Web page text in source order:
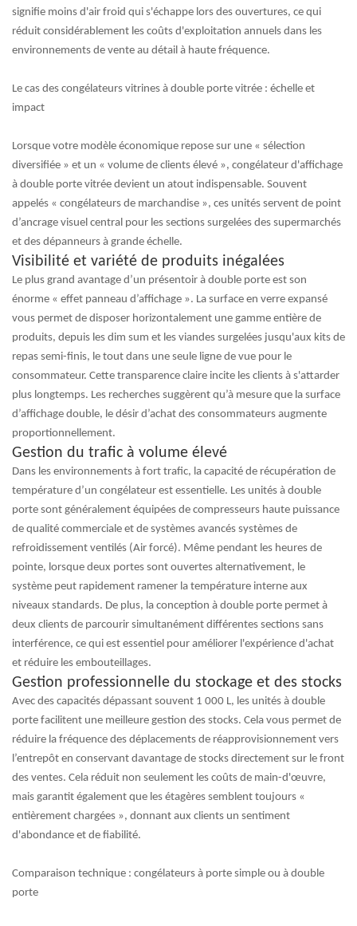
signifie moins d'air froid qui s'échappe lors des ouvertures, ce qui
réduit considérablement les coûts d'exploitation annuels dans les
environnements de vente au détail à haute fréquence.
Le cas des congélateurs vitrines à double porte vitrée : échelle et
impact
Lorsque votre modèle économique repose sur une « sélection
diversifiée » et un « volume de clients élevé », congélateur d'affichage
à double porte vitrée devient un atout indispensable. Souvent
appelés « congélateurs de marchandise », ces unités servent de point
d’ancrage visuel central pour les sections surgelées des supermarchés
et des dépanneurs à grande échelle.
Visibilité et variété de produits inégalées
Le plus grand avantage d’un présentoir à double porte est son
énorme « effet panneau d’affichage ». La surface en verre expansé
vous permet de disposer horizontalement une gamme entière de
produits, depuis les dim sum et les viandes surgelées jusqu'aux kits de
repas semi-finis, le tout dans une seule ligne de vue pour le
consommateur. Cette transparence claire incite les clients à s'attarder
plus longtemps. Les recherches suggèrent qu’à mesure que la surface
d’affichage double, le désir d’achat des consommateurs augmente
proportionnellement.
Gestion du trafic à volume élevé
Dans les environnements à fort trafic, la capacité de récupération de
température d’un congélateur est essentielle. Les unités à double
porte sont généralement équipées de compresseurs haute puissance
de qualité commerciale et de systèmes avancés systèmes de
refroidissement ventilés (Air forcé). Même pendant les heures de
pointe, lorsque deux portes sont ouvertes alternativement, le
système peut rapidement ramener la température interne aux
niveaux standards. De plus, la conception à double porte permet à
deux clients de parcourir simultanément différentes sections sans
interférence, ce qui est essentiel pour améliorer l'expérience d'achat
et réduire les embouteillages.
Gestion professionnelle du stockage et des stocks
Avec des capacités dépassant souvent 1 000 L, les unités à double
porte facilitent une meilleure gestion des stocks. Cela vous permet de
réduire la fréquence des déplacements de réapprovisionnement vers
l’entrepôt en conservant davantage de stocks directement sur le front
des ventes. Cela réduit non seulement les coûts de main-d'œuvre,
mais garantit également que les étagères semblent toujours «
entièrement chargées », donnant aux clients un sentiment
d'abondance et de fiabilité.
Comparaison technique : congélateurs à porte simple ou à double
porte